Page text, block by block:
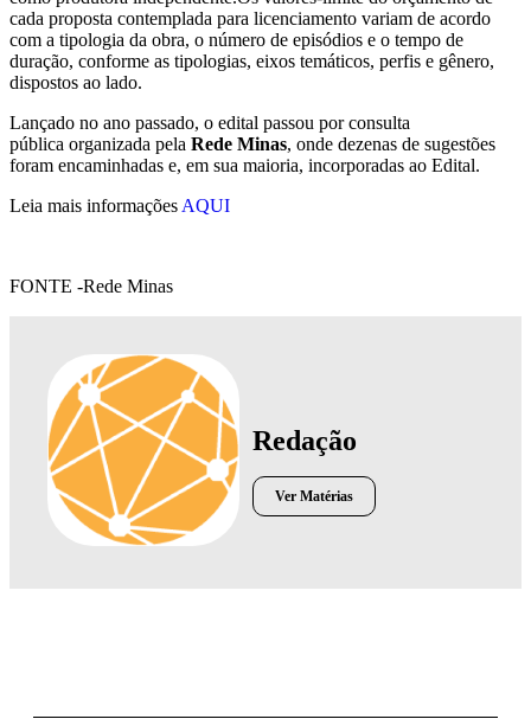
cada proposta contemplada para licenciamento variam de acordo
com a tipologia da obra, o número de episódios e o tempo de
duração, conforme as tipologias, eixos temáticos, perfis e gênero,
dispostos ao lado.
Lançado no ano passado, o edital passou por consulta
pública organizada pela Rede Minas, onde dezenas de sugestões
foram encaminhadas e, em sua maioria, incorporadas ao Edital.
Leia mais informações AQUI
FONTE -Rede Minas
Redação
Ver Matérias